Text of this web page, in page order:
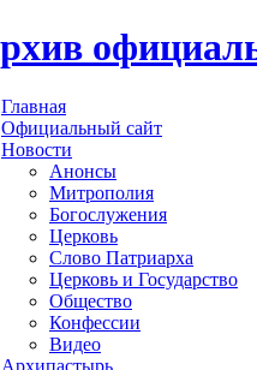
Главная
Официальный сайт
Новости
Анонсы
Митрополия
Богослужения
Церковь
Слово Патриарха
Церковь и Государство
Общество
Конфессии
Видео
Архипастырь